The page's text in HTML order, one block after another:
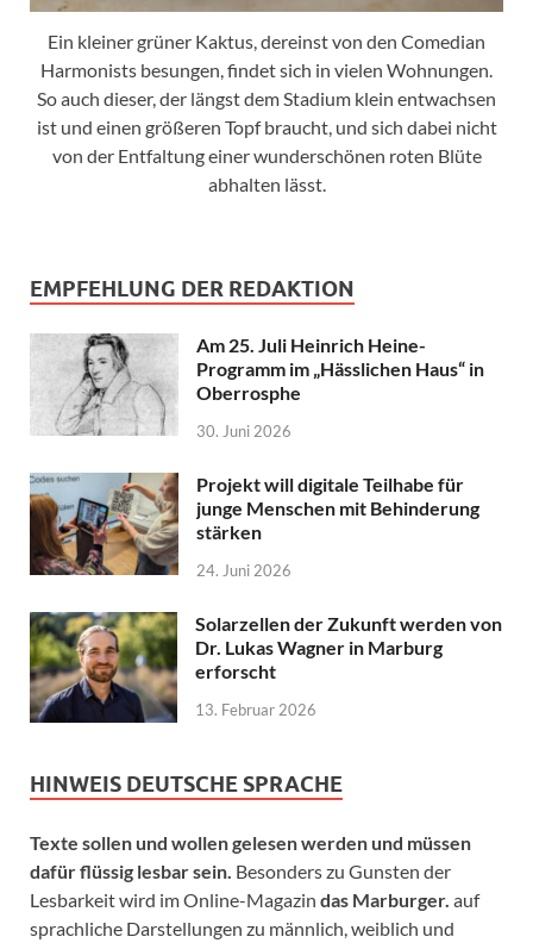
Ein kleiner grüner Kaktus, dereinst von den Comedian
Harmonists besungen, findet sich in vielen Wohnungen.
So auch dieser, der längst dem Stadium klein entwachsen
ist und einen größeren Topf braucht, und sich dabei nicht
von der Entfaltung einer wunderschönen roten Blüte
abhalten lässt.
EMPFEHLUNG DER REDAKTION
Am 25. Juli Heinrich Heine-
Programm im „Hässlichen Haus“ in
Oberrosphe
30. Juni 2026
Projekt will digitale Teilhabe für
junge Menschen mit Behinderung
stärken
24. Juni 2026
Solarzellen der Zukunft werden von
Dr. Lukas Wagner in Marburg
erforscht
13. Februar 2026
HINWEIS DEUTSCHE SPRACHE
Texte sollen und wollen gelesen werden und müssen
dafür flüssig lesbar sein. Besonders zu Gunsten der
Lesbarkeit wird im Online-Magazin das Marburger. auf
sprachliche Darstellungen zu männlich, weiblich und